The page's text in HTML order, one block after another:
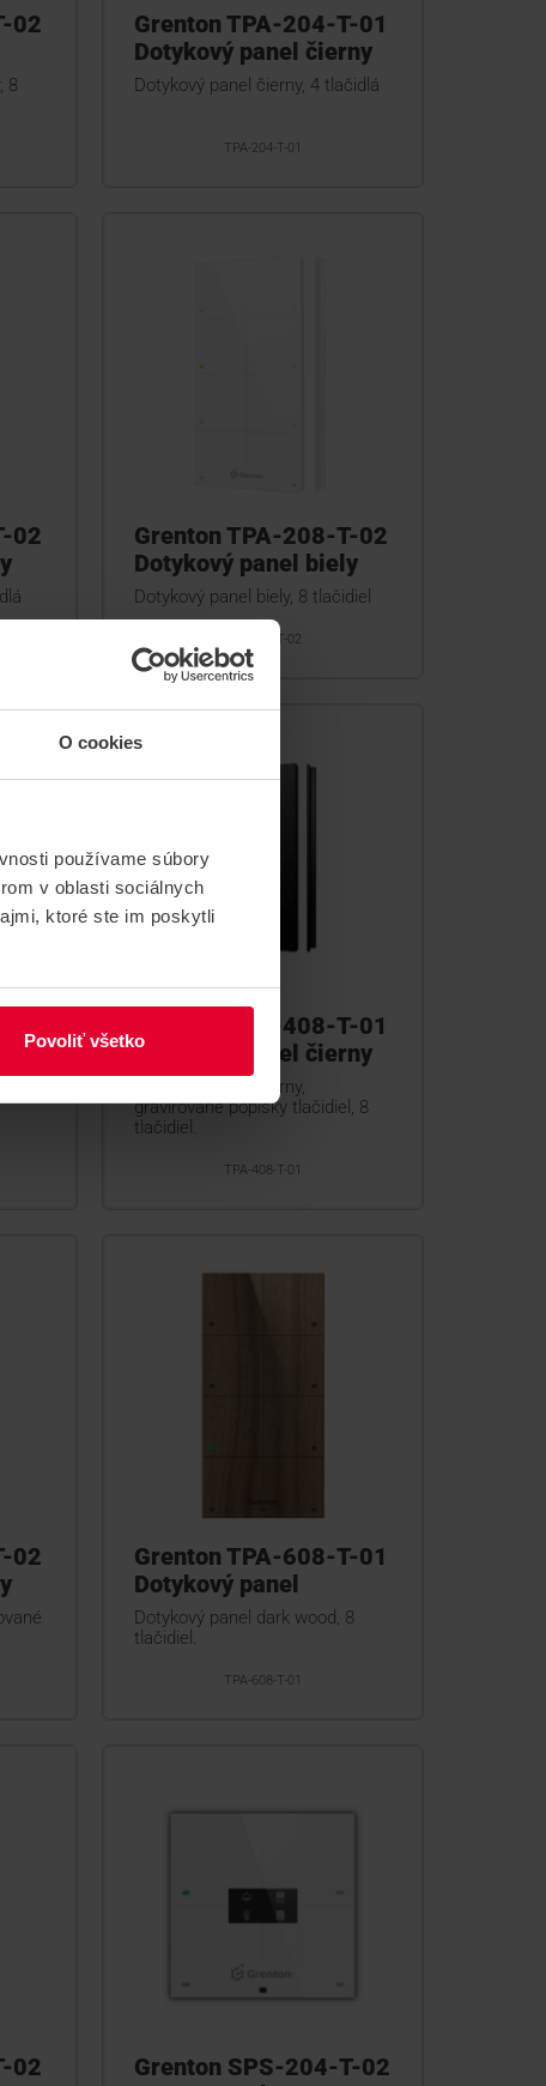
O cookies
používame súbory
v oblasti sociálnych
ktoré ste im poskytli
Povoliť všetko
02
8
Grenton TPA-204-T-01
Dotykový panel čierny
Dotykový panel čierny, 4 tlačidlá
TPA-204-T-01
02
Grenton TPA-208-T-02
Dotykový panel biely
Dotykový panel biely, 8 tlačidiel
TPA-208-T-02
Grenton TPA-408-T-01
Dotykový panel čierny
Dotykový panel čierny,
gravírované popisky tlačidiel, 8
tlačidiel.
TPA-408-T-01
02
Grenton TPA-608-T-01
Dotykový panel
Dotykový panel dark wood, 8
tlačidiel.
TPA-608-T-01
02
Grenton SPS-204-T-02